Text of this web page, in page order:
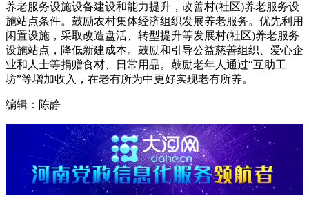
养老服务设施设备建设和能力提升，改善村(社区)养老服务设
施站点条件。鼓励农村集体经济组织发展养老服务。优先利用
闲置设施，采取改造盘活、转型提升等发展村(社区)养老服务
设施站点，降低新建成本。鼓励和引导公益慈善组织、爱心企
业和人士等捐赠食材、日常用品。鼓励老年人通过“互助工
坊”等增加收入，在老有所为中更好实现老有所养。
编辑：陈静